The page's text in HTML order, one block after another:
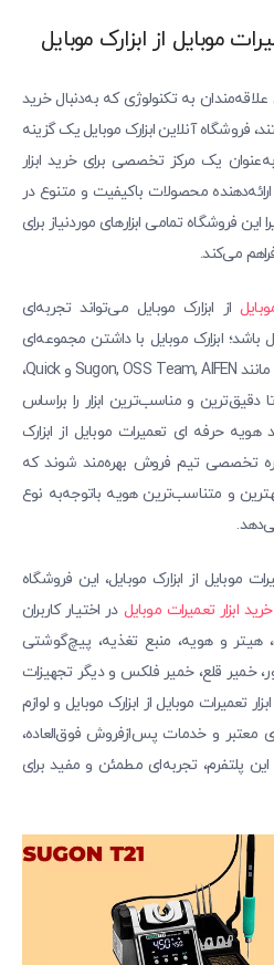
موبایل از ابزارک موبایل
به تکنولوژی که به‌دنبال خرید
فروشگاه آنلاین ابزارک موبایل یک گزینه
یک مرکز تخصصی برای خرید ابزار
محصولات باکیفیت و متنوع در
فروشگاه تمامی ابزارهای موردنیاز برای
می‌کند.
از ابزارک موبایل می‌تواند تجربه‌ای
باشد؛ ابزارک موبایل با داشتن مجموعه‌ای
کامل از هویه‌های برندهای برتر بازار مانند Sugon, OSS Team, AIFEN و Quick،
و مناسب‌ترین ابزار را براساس
هویه حرفه‌ ای تعمیرات موبایل از ابزارک
تخصصی تیم فروش بهره‌مند شوند که
بهترین و متناسب‌ترین هویه باتوجه‌به نوع
موبایل از ابزارک موبایل، این فروشگاه
خرید ابزار تعمیرات موبایل در اختیار کاربران
هیتر و هویه، منبع تغذیه، پیچ‌گوشتی‌
خمیر قلع، خمیر فلکس و دیگر تجهیزات
تعمیرات موبایل از ابزارک موبایل و لوازم
معتبر و خدمات پس‌ازفروش فوق‌العاده،
پلتفرم، تجربه‌ای مطمئن و مفید برای